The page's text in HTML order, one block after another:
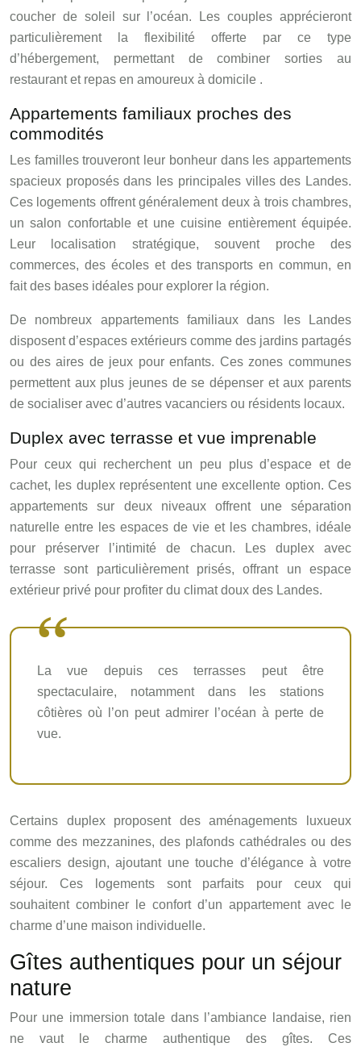
coucher de soleil sur l’océan. Les couples apprécieront
particulièrement la flexibilité offerte par ce type
d’hébergement, permettant de combiner sorties au
restaurant et repas en amoureux à domicile .
Appartements familiaux proches des
commodités
Les familles trouveront leur bonheur dans les appartements
spacieux proposés dans les principales villes des Landes.
Ces logements offrent généralement deux à trois chambres,
un salon confortable et une cuisine entièrement équipée.
Leur localisation stratégique, souvent proche des
commerces, des écoles et des transports en commun, en
fait des bases idéales pour explorer la région.
De nombreux appartements familiaux dans les Landes
disposent d’espaces extérieurs comme des jardins partagés
ou des aires de jeux pour enfants. Ces zones communes
permettent aux plus jeunes de se dépenser et aux parents
de socialiser avec d’autres vacanciers ou résidents locaux.
Duplex avec terrasse et vue imprenable
Pour ceux qui recherchent un peu plus d’espace et de
cachet, les duplex représentent une excellente option. Ces
appartements sur deux niveaux offrent une séparation
naturelle entre les espaces de vie et les chambres, idéale
pour préserver l’intimité de chacun. Les duplex avec
terrasse sont particulièrement prisés, offrant un espace
extérieur privé pour profiter du climat doux des Landes.
La vue depuis ces terrasses peut être
spectaculaire, notamment dans les stations
côtières où l’on peut admirer l’océan à perte de
vue.
Certains duplex proposent des aménagements luxueux
comme des mezzanines, des plafonds cathédrales ou des
escaliers design, ajoutant une touche d’élégance à votre
séjour. Ces logements sont parfaits pour ceux qui
souhaitent combiner le confort d’un appartement avec le
charme d’une maison individuelle.
Gîtes authentiques pour un séjour
nature
Pour une immersion totale dans l’ambiance landaise, rien
ne vaut le charme authentique des gîtes. Ces